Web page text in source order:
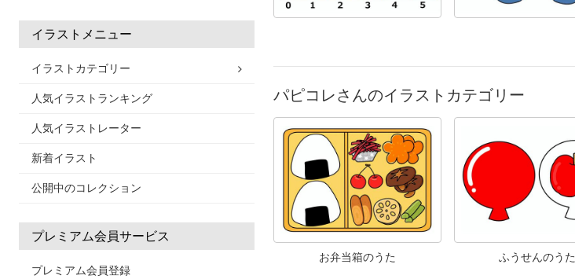
イラストメニュー
イラストカテゴリー
人気イラストランキング
人気イラストレーター
新着イラスト
公開中のコレクション
プレミアム会員サービス
プレミアム会員登録
パピコレさんのイラストカテゴリー
お弁当箱のうた ふうせんのうた